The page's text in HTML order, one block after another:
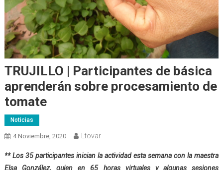
TRUJILLO | Participantes de básica
aprenderán sobre procesamiento de
tomate
Noticias
4 Noviembre, 2020 Ltovar
** Los 35 participantes inician la actividad esta semana con la maestra
Elsa González, quien en 65 horas virtuales y algunas sesiones